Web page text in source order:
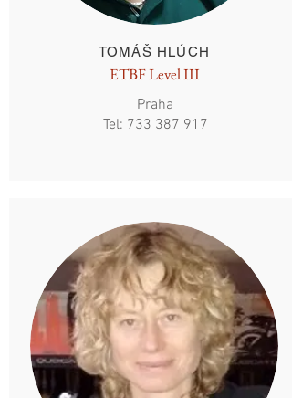
TOMÁŠ HLÚCH
ETBF Level III
Praha
Tel: 733 387 917